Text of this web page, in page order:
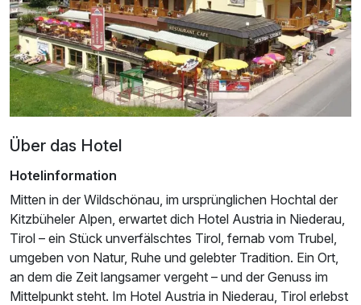
Für 4 Tage p.P. ab237,00 €
Über das Hotel
Hotelinformation
Mitten in der Wildschönau, im ursprünglichen Hochtal der
Kitzbüheler Alpen, erwartet dich Hotel Austria in Niederau,
Tirol – ein Stück unverfälschtes Tirol, fernab vom Trubel,
umgeben von Natur, Ruhe und gelebter Tradition. Ein Ort,
an dem die Zeit langsamer vergeht – und der Genuss im
Mittelpunkt steht. Im Hotel Austria in Niederau, Tirol erlebst